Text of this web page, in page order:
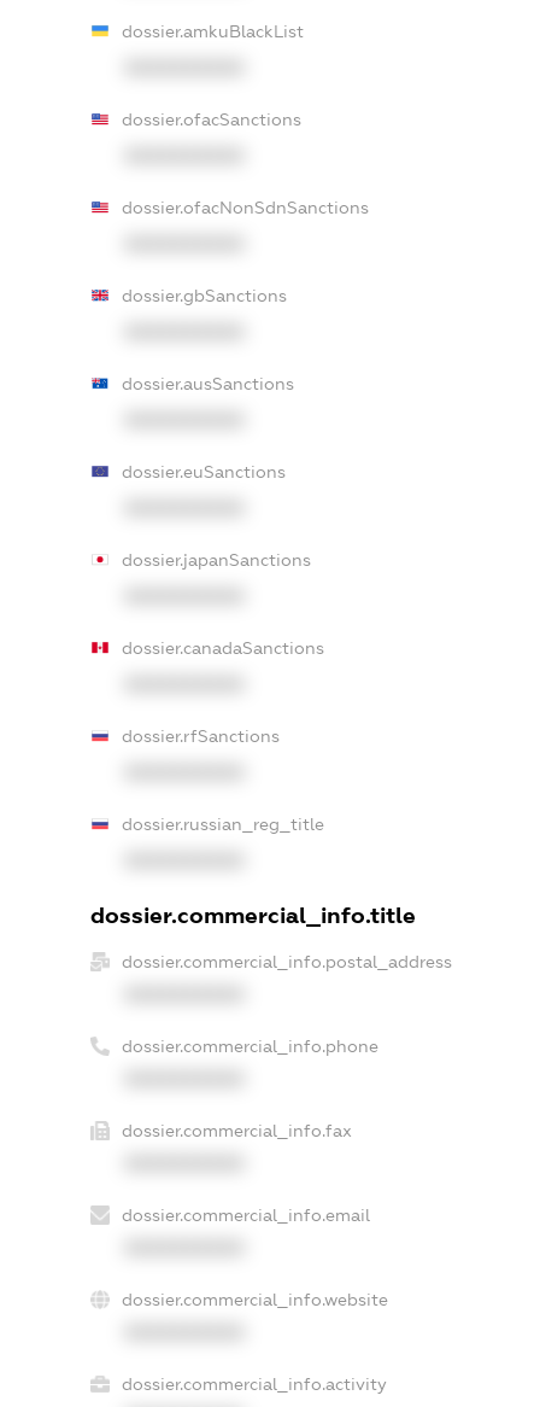
dossier.amkuBlackList
dossier.ofacSanctions
dossier.ofacNonSdnSanctions
dossier.gbSanctions
dossier.ausSanctions
dossier.euSanctions
dossier.japanSanctions
dossier.canadaSanctions
dossier.rfSanctions
dossier.russian_reg_title
dossier.commercial_info.title
dossier.commercial_info.postal_address
dossier.commercial_info.phone
dossier.commercial_info.fax
dossier.commercial_info.email
dossier.commercial_info.website
dossier.commercial_info.activity